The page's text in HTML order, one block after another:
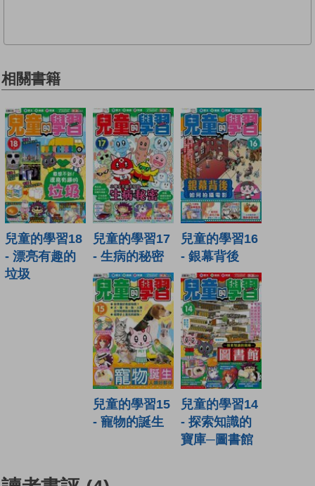
相關書籍
兒童的學習18
- 漂亮有趣的
垃圾
兒童的學習17
- 生病的秘密
兒童的學習16
- 銀幕背後
兒童的學習15
- 寵物的誕生
兒童的學習14
- 探索知識的
寶庫─圖書館